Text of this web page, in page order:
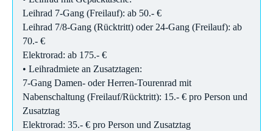
Leihrad 7-Gang (Freilauf): ab 50.- €
Leihrad 7/8-Gang (Rücktritt) oder 24-Gang (Freilauf): ab
70.- €
Elektrorad: ab 175.- €
• Leihradmiete an Zusatztagen:
7-Gang Damen- oder Herren-Tourenrad mit
Nabenschaltung (Freilauf/Rücktritt): 15.- € pro Person und
Zusatztag
Elektrorad: 35.- € pro Person und Zusatztag